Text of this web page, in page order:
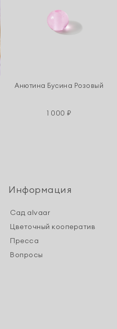
Анютина Бусина Розовый
1 000 ₽
Информация
Сад alvaar
Цветочный кооператив
Пресса
Вопросы